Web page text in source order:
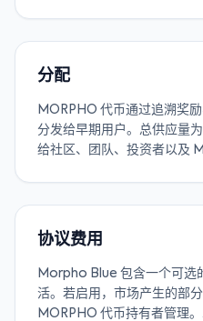
分配
MORPHO 代币通过追溯奖
分发给早期用户。总供应量
给社区、团队、投资者以及
协议费用
Morpho Blue 包含一个可选
活。若启用，市场产生的部
MORPHO 代币持有者管理。.